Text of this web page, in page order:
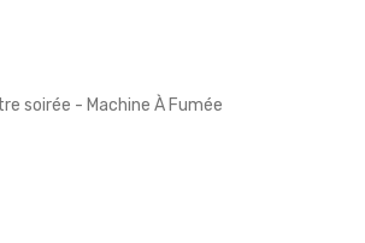
soirée - Machine À Fumée